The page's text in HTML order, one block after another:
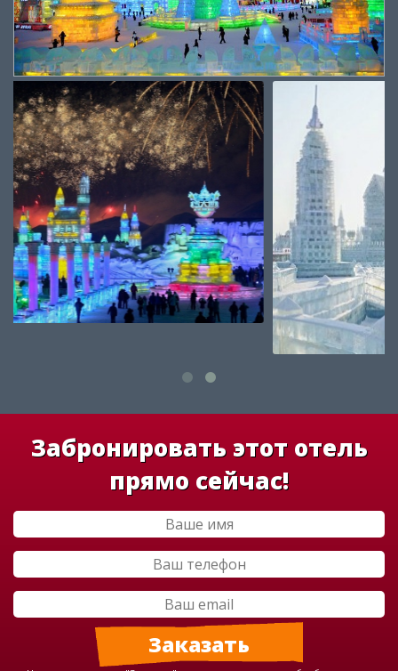
Забронировать этот отель
прямо сейчас!